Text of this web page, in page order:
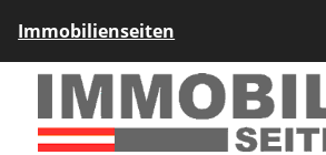
Immobilienseiten